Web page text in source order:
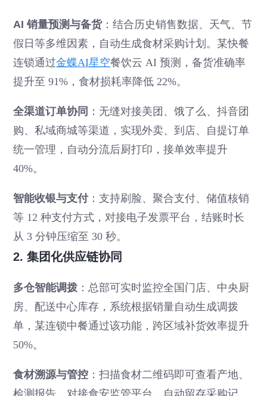
AI 销量预测与备货：结合历史销售数据、天气、节
假日等多维因素，自动生成食材采购计划。某快餐
连锁通过金蝶AI星空餐饮云 AI 预测，备货准确率
提升至 91%，食材损耗率降低 22%。
全渠道订单协同 ：无缝对接美团、饿了么、抖音团
购、私域商城等渠道，实现外卖、到店、自提订单
统一管理，自动分流后厨打印，接单效率提升
40%。
智能收银与支付：支持刷脸、聚合支付、储值核销
等 12 种支付方式，对接电子发票平台，结账时长
从 3 分钟压缩至 30 秒。
2. 集团化供应链协同
多仓智能调拨 ：总部可实时监控全国门店、中央厨
房、配送中心库存，系统根据销量自动生成调拨
单，某连锁中餐通过该功能，跨区域补货效率提升
50%。
食材溯源与管控 ：扫描食材二维码即可查看产地、
检测报告，对接食安监管平台，自动留存采购记